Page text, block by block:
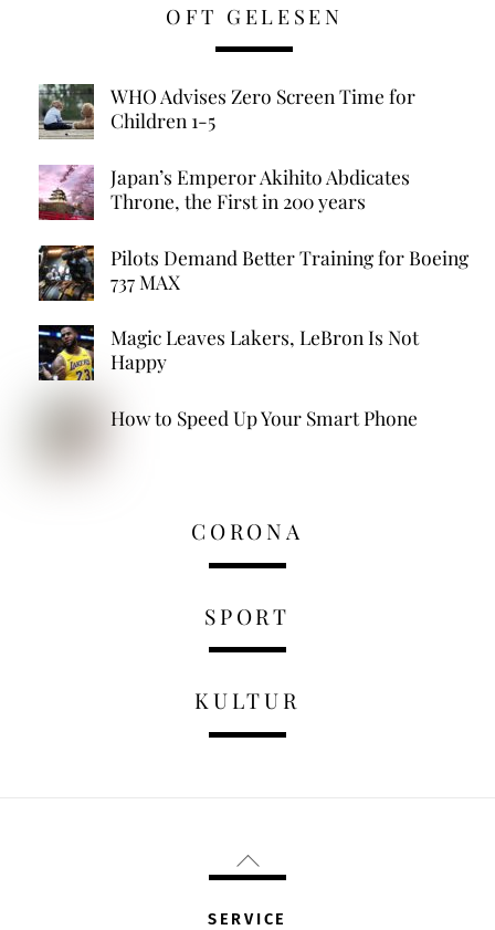
OFT GELESEN
WHO Advises Zero Screen Time for
Children 1-5
Japan’s Emperor Akihito Abdicates
Throne, the First in 200 years
Pilots Demand Better Training for Boeing
737 MAX
Magic Leaves Lakers, LeBron Is Not
Happy
How to Speed Up Your Smart Phone
CORONA
SPORT
KULTUR
Back
To
Top
SERVICE